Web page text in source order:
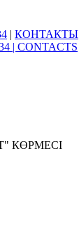
| КОНТАКТЫ
| CONTACTS
КӨРМЕСІ